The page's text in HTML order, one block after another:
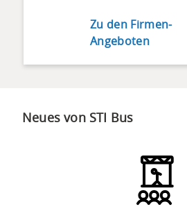
Zu den Firmen-
Angeboten
Neues von STI Bus